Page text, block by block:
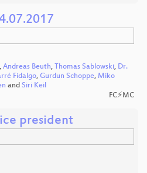
, Andreas Beuth, Thomas Sablowski, Dr.
Fidalgo, Gurdun Schoppe, Miko
and Siri Keil
FC⚡MC
president